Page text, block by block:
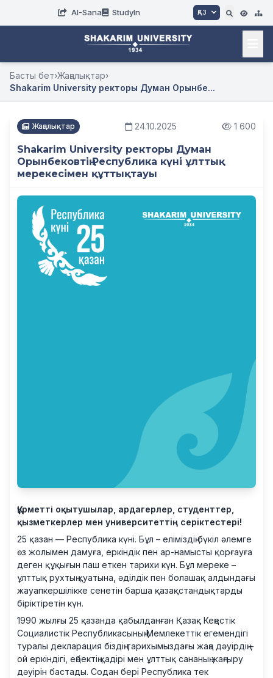
AI-Sana StudyIn ҚАЗ
Басты бет›Жаңалықтар›
Shakarim University ректоры Думан Орынбе...
Жаңалықтар 24.10.2025 1 600
Shakarim University ректоры Думан
Орынбековтің Республика күні ұлттық
мерекесімен құттықтауы
Құрметті оқытушылар, ардагерлер, студенттер,
қызметкерлер мен университеттің серіктестері!
25 қазан — Республика күні. Бұл – еліміздің бүкіл әлемге
өз жолымен дамуға, еркіндік пен ар-намысты қорғауға
деген құқығын паш еткен тарихи күн. Бұл мереке –
ұлттық рухтың қуатына, әділдік пен болашақ алдындағы
жауапкершілікке сенетін барша қазақстандықтарды
біріктіретін күн.
1990 жылғы 25 қазанда қабылданған Қазақ Кеңестік
Социалистік Республикасының Мемлекеттік егемендігі
туралы декларация біздің тарихымыздағы жаңа дәуірдің –
ой еркіндігі, еңбектің қадірі мен ұлттық сананың жаңғыру
дәуірін бастады. Содан бері Республика тек